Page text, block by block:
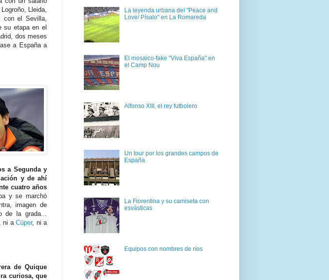
Lleida,
el Sevilla,
su etapa en el
dos meses
a España a
a Segunda y
y de ahí
cuatro años
y se marchó
imagen de
de la grada...
ni aCúper, ni a
de Quique
curiosa, que
La leyenda urbana del "Peace and
Love/ Písalo" en La Romareda
El mosaico-fake "Viva España" en
el Camp Nou
Alfonso XIII, el rey futbolero
Un tour por los grandes campos de
España
La Fiorentina y su camiseta con
esvásticas
Equipos con nombres de ríos